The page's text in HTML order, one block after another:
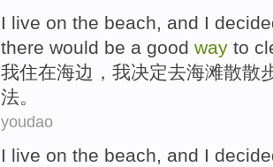
I live on the beach, and I
there would be a good way to
我住在海边 ，我决定去海滩散散
法。
youdao
I live on the beach, and I